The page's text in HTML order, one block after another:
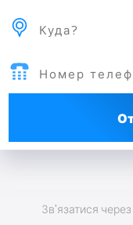
Зв'язатися